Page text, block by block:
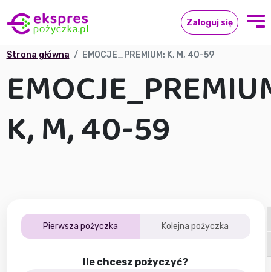
Zaloguj się
Strona główna EMOCJE_PREMIUM: K, M, 40-59
K, M, 40-59
Pierwsza pożyczka Kolejna pożyczka
Ile chcesz pożyczyć?